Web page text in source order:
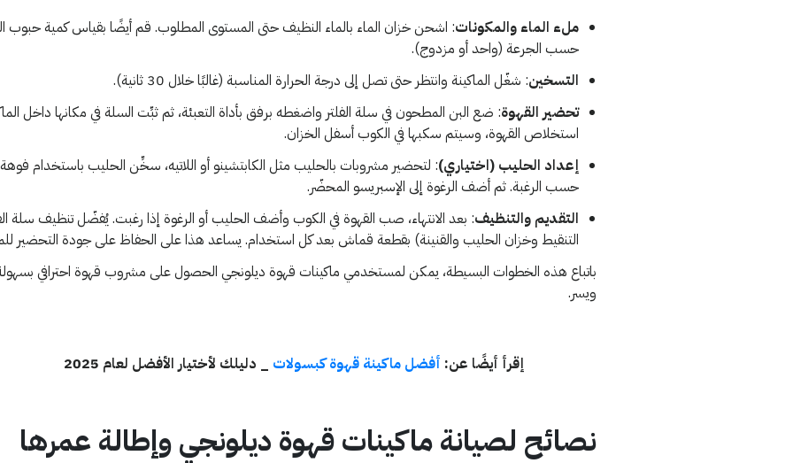
ملء الماء والمكونات: اشحن خزان الماء بالماء النظيف حتى المستوى المطلوب. قم أيضًا بقياس كمية حبوب
حسب الجرعة (واحد أو مزدوج).
التسخين: شغّل الماكينة وانتظر حتى تصل إلى درجة الحرارة المناسبة (غالبًا خلال 30 ثانية).
تحضير القهوة: ضع البن المطحون في سلة الفلتر واضغطه برفق بأداة التعبئة، ثم ثبِّت السلة في مكانها داخل
استخلاص القهوة، وسيتم سكبها في الكوب أسفل الخزان.
إعداد الحليب (اختياري): لتحضير مشروبات بالحليب مثل الكابتشينو أو اللاتيه، سخِّن الحليب باستخدام فوهة
حسب الرغبة. ثم أضف الرغوة إلى الإسبريسو المحضّر.
التقديم والتنظيف: بعد الانتهاء، صب القهوة في الكوب وأضف الحليب أو الرغوة إذا رغبت. يُفضّل تنظيف سلة
التنقيط وخزان الحليب والقنينة) بقطعة قماش بعد كل استخدام. يساعد هذا على الحفاظ على جودة التحضير
باتباع هذه الخطوات البسيطة، يمكن لمستخدمي ماكينات قهوة ديلونجي الحصول على مشروب قهوة احترافي
ويسر.
إقرأ أيضًا عن: أفضل ماكينة قهوة كبسولات _ دليلك لأختيار الأفضل لعام 2025
نصائح لصيانة ماكينات قهوة ديلونجي وإطالة عمرها